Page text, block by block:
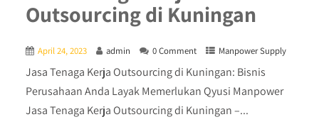
Outsourcing di Kuningan
April 24, 2023 admin 0 Comment Manpower Supply
Jasa Tenaga Kerja Outsourcing di Kuningan: Bisnis
Perusahaan Anda Layak Memerlukan Qyusi Manpower
Jasa Tenaga Kerja Outsourcing di Kuningan –...